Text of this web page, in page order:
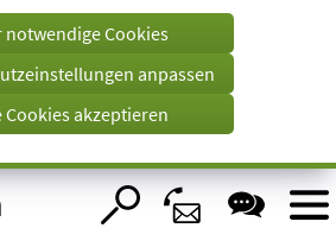
einem
Tab)
notwendige Cookies
anpassen
Cookies akzeptieren